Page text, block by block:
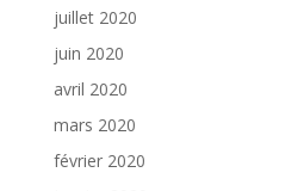
juillet 2020
juin 2020
avril 2020
mars 2020
février 2020